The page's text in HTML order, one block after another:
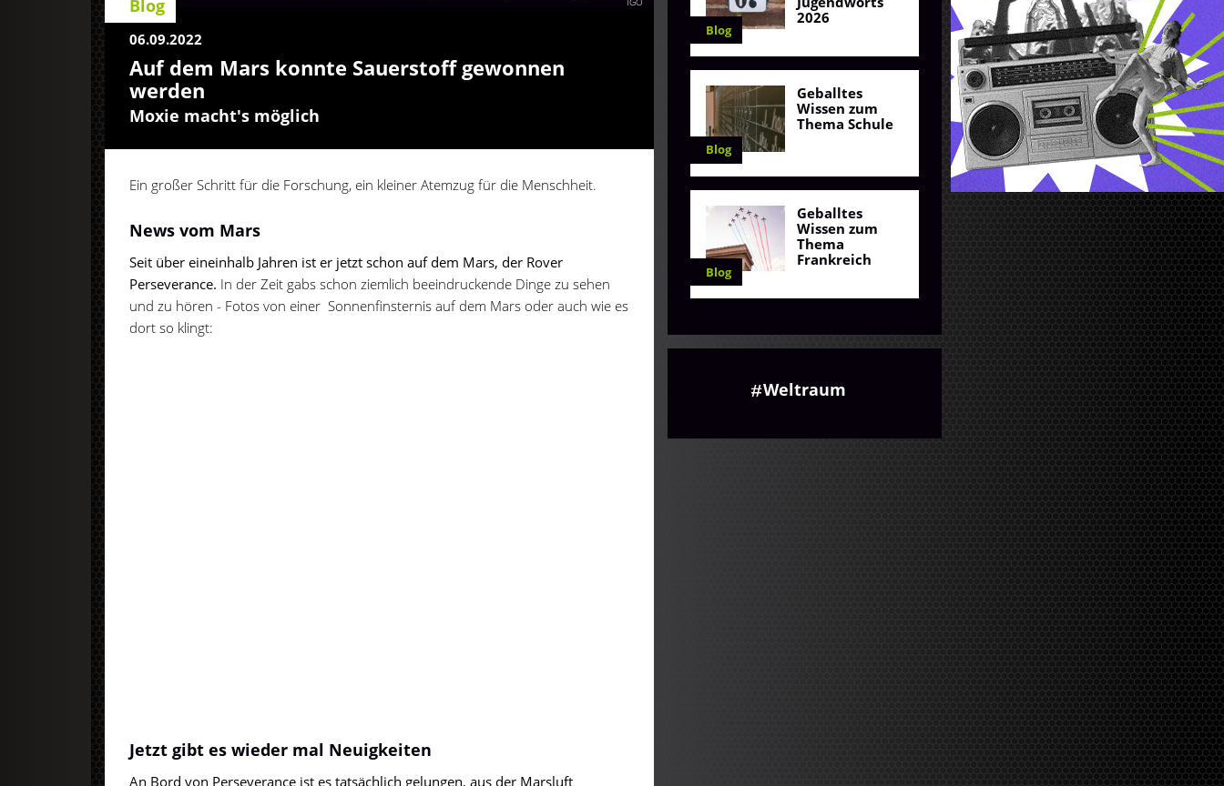
Blog
06.09.2022
Auf dem Mars konnte Sauerstoff gewonnen
werden
Moxie macht's möglich
Ein großer Schritt für die Forschung, ein kleiner Atemzug für die Menschheit.
News vom Mars
Seit über eineinhalb Jahren ist er jetzt schon auf dem Mars, der Rover
Perseverance. In der Zeit gabs schon ziemlich beeindruckende Dinge zu sehen
und zu hören - Fotos von einer Sonnenfinsternis auf dem Mars oder auch wie es
dort so klingt:
Jetzt gibt es wieder mal Neuigkeiten
An Bord von Perseverance ist es tatsächlich gelungen, aus der Marsluft
Blog
2026
Blog
Geballtes
Wissen zum
Thema Schule
Blog
Geballtes
Wissen zum
Thema
Frankreich
Weltraum